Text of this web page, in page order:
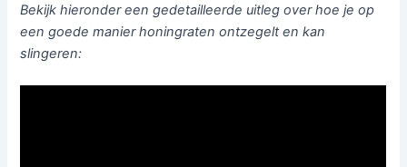
Bekijk hieronder een gedetailleerde uitleg over hoe je op
een goede manier honingraten ontzegelt en kan
slingeren: